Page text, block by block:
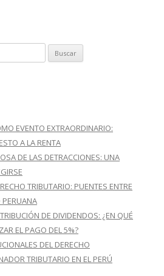
EVENTO EXTRAORDINARIO:
A LA RENTA
DE LAS DETRACCIONES: UNA
TRIBUTARIO: PUENTES ENTRE
PERUANA
DE DIVIDENDOS: ¿EN QUÉ
EL PAGO DEL 5%?
DEL DERECHO
TRIBUTARIO EN EL PERÚ